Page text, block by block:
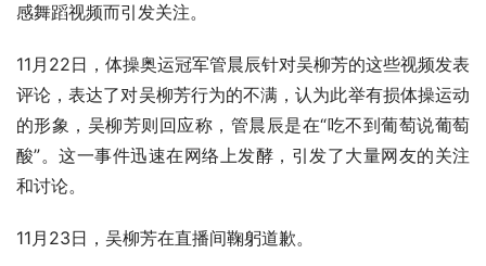
感舞蹈视频而引发关注。
11月22日，体操奥运冠军管晨辰针对吴柳芳的这些视频发表
评论，表达了对吴柳芳行为的不满，认为此举有损体操运动
的形象，吴柳芳则回应称，管晨辰是在“吃不到葡萄说葡萄
酸”。这一事件迅速在网络上发酵，引发了大量网友的关注
和讨论。
11月23日，吴柳芳在直播间鞠躬道歉。